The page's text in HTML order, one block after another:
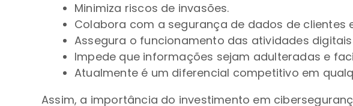
Minimiza riscos de invasões.
Colabora com a segurança de dados de clientes
Assegura o funcionamento das atividades
Impede que informações sejam adulteradas e
Atualmente é um diferencial competitivo em
Assim, a importância do investimento em